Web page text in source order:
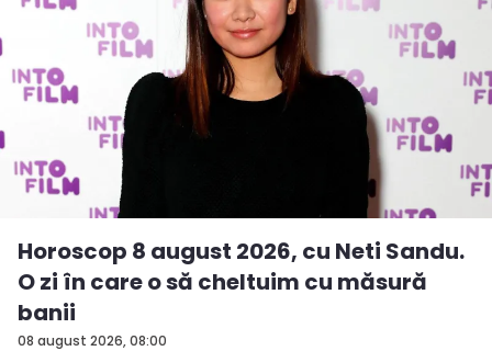
08 august 2026, 08:00
Horoscop 8 august 2026, cu Neti Sandu.
O zi în care o să cheltuim cu măsură
banii